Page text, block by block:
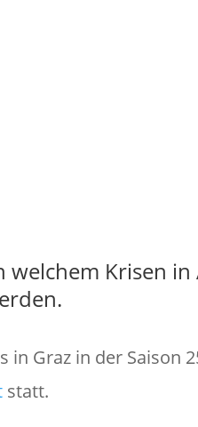
Krisen in
in Graz in der Saison
statt.